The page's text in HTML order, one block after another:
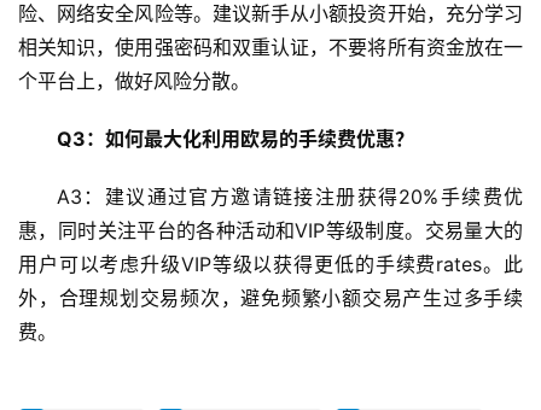
险、网络安全风险等。建议新手从小额投资开始，充分学习
相关知识，使用强密码和双重认证，不要将所有资金放在一
个平台上，做好风险分散。
Q3：如何最大化利用欧易的手续费优惠？
A3：建议通过官方邀请链接注册获得20%手续费优
惠，同时关注平台的各种活动和VIP等级制度。交易量大的
用户可以考虑升级VIP等级以获得更低的手续费rates。此
外，合理规划交易频次，避免频繁小额交易产生过多手续
费。